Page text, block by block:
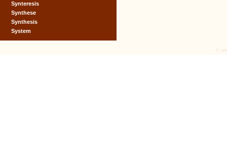
Synteresis
Synthese
Synthesis
System